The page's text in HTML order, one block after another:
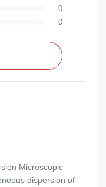
0
0
Microscopic
dispersion of